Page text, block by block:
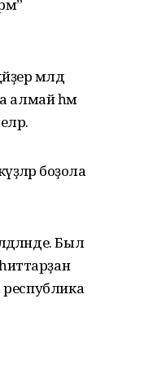
мәлдә
алмай һәм
боҙола
Был
республика